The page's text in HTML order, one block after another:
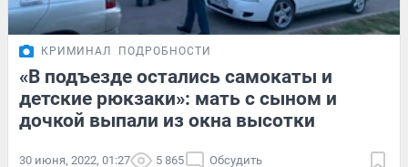
КРИМИНАЛ ПОДРОБНОСТИ
«В подъезде остались самокаты и
детские рюкзаки»: мать с сыном и
дочкой выпали из окна высотки
30 июня, 2022, 01:27 5 865 Обсудить